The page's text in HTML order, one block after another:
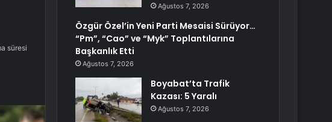
süresi
Ağustos 7, 2026
Özgür Özel’in Yeni Parti Mesaisi Sürüyor…
“Pm”, “Cao” ve “Myk” Toplantılarına
Başkanlık Etti
Ağustos 7, 2026
Boyabat’ta Trafik
Kazası: 5 Yaralı
Ağustos 7, 2026